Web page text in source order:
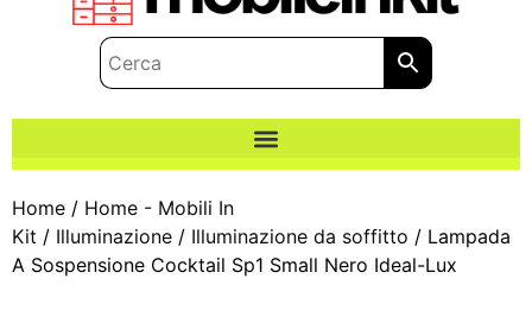
Home / Home - Mobili In
Kit / Illuminazione / Illuminazione da soffitto / Lampada
A Sospensione Cocktail Sp1 Small Nero Ideal-Lux